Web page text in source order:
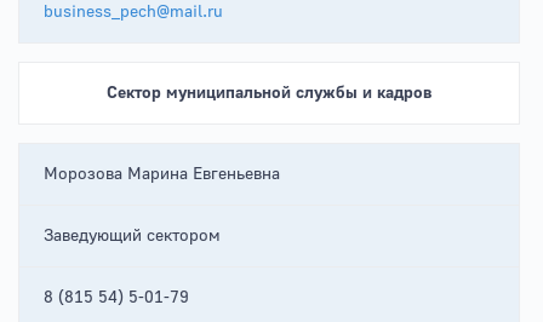
business_pech@mail.ru
Сектор муниципальной службы и кадров
Морозова Марина Евгеньевна
Заведующий сектором
8 (815 54) 5-01-79